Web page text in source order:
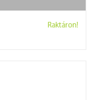
Raktáron!